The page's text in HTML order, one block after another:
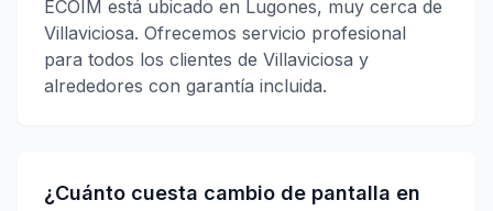
ECOIM está ubicado en Lugones, muy cerca de
Villaviciosa. Ofrecemos servicio profesional
para todos los clientes de Villaviciosa y
alrededores con garantía incluida.
¿Cuánto cuesta cambio de pantalla en